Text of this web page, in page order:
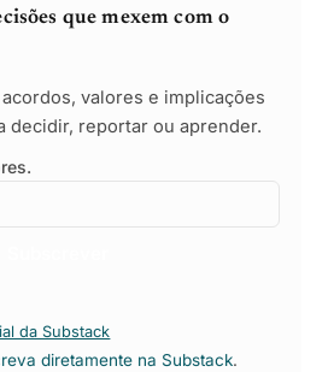
que mexem com o
valores e implicações
decidir, reportar ou aprender.
da Substack
diretamente na Substack.